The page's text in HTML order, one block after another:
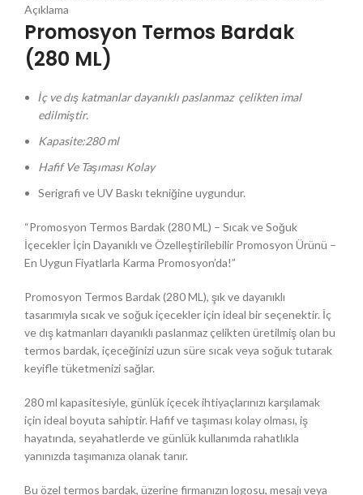
Açıklama
Promosyon Termos Bardak
(280 ML)
İç ve dış katmanlar dayanıklı paslanmaz çelikten imal
edilmiştir.
Kapasite:280 ml
Hafif Ve Taşıması Kolay
Serigrafi ve UV Baskı tekniğine uygundur.
“Promosyon Termos Bardak (280 ML) – Sıcak ve Soğuk
İçecekler İçin Dayanıklı ve Özelleştirilebilir Promosyon Ürünü –
En Uygun Fiyatlarla Karma Promosyon’da!”
Promosyon Termos Bardak (280 ML), şık ve dayanıklı
tasarımıyla sıcak ve soğuk içecekler için ideal bir seçenektir. İç
ve dış katmanları dayanıklı paslanmaz çelikten üretilmiş olan bu
termos bardak, içeceğinizi uzun süre sıcak veya soğuk tutarak
keyifle tüketmenizi sağlar.
280 ml kapasitesiyle, günlük içecek ihtiyaçlarınızı karşılamak
için ideal boyuta sahiptir. Hafif ve taşıması kolay olması, iş
hayatında, seyahatlerde ve günlük kullanımda rahatlıkla
yanınızda taşımanıza olanak tanır.
Bu özel termos bardak, üzerine firmanızın logosu, mesajı veya